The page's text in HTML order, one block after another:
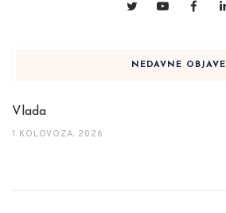
NEDAVNE OBJAVE
Vlada
1 KOLOVOZA, 2026